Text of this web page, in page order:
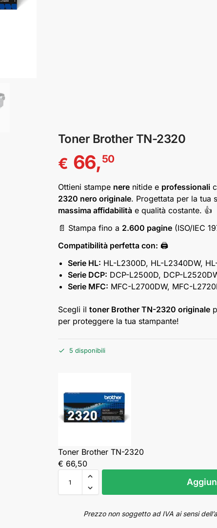
Toner Brother TN-2320
€ 66,50
Ottieni stampe nerenitide e professionali
2320 nero originale. Progettata per la tua
massima affidabilitàe qualità costante. 👍
📄 Stampa fino a 2.600 pagine(ISO/IEC
Compatibilità perfetta con: 🖨️
Serie HL: HL-L2300D, HL-L2340DW,
Serie DCP: DCP-L2500D, DCP-
Serie MFC: MFC-L2700DW, MFC-
Scegli il toner Brother TN-2320 originale
per proteggere la tua stampante!
5 disponibili
Toner Brother TN-2320
€ 66,50
Prezzo non soggetto ad IVA ai sensi